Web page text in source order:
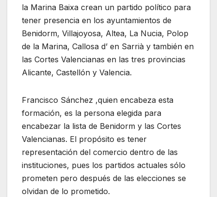
la Marina Baixa crean un partido político para
tener presencia en los ayuntamientos de
Benidorm, Villajoyosa, Altea, La Nucia, Polop
de la Marina, Callosa d’ en Sarrià y también en
las Cortes Valencianas en las tres provincias
Alicante, Castellón y Valencia.
Francisco Sánchez ,quien encabeza esta
formación, es la persona elegida para
encabezar la lista de Benidorm y las Cortes
Valencianas. El propósito es tener
representación del comercio dentro de las
instituciones, pues los partidos actuales sólo
prometen pero después de las elecciones se
olvidan de lo prometido.